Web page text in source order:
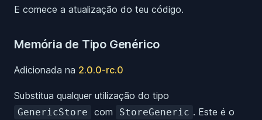
E comece a atualização do teu código.
Memória de Tipo Genérico
Adicionada na 2.0.0-rc.0
Substitua qualquer utilização do tipo
GenericStore com StoreGeneric . Este é o